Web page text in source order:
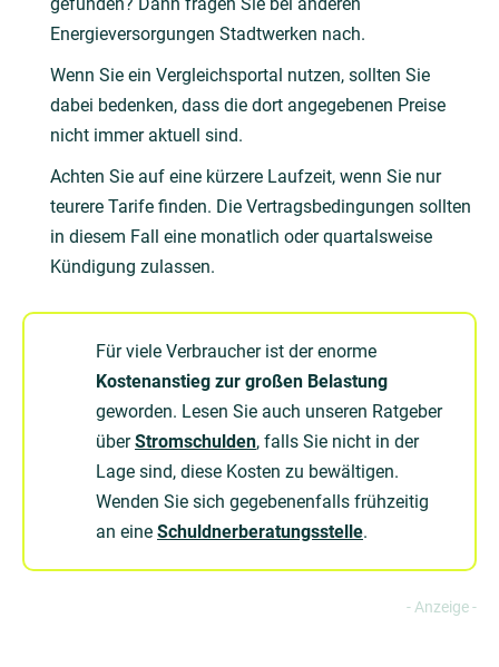
Energieversorgungen Stadtwerken nach.
Wenn Sie ein Vergleichsportal nutzen, sollten Sie
dabei bedenken, dass die dort angegebenen Preise
nicht immer aktuell sind.
Achten Sie auf eine kürzere Laufzeit, wenn Sie nur
teurere Tarife finden. Die Vertragsbedingungen sollten
in diesem Fall eine monatlich oder quartalsweise
Kündigung zulassen.
Für viele Verbraucher ist der enorme
Kostenanstieg zur großen Belastung
geworden. Lesen Sie auch unseren Ratgeber
überStromschulden, falls Sie nicht in der
Lage sind, diese Kosten zu bewältigen.
Wenden Sie sich gegebenenfalls frühzeitig
an eine Schuldnerberatungsstelle.